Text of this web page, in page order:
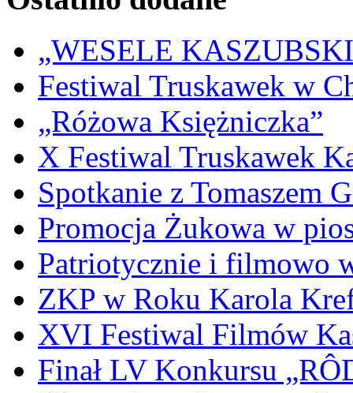
„WESELE
Festiwal Truskawek w
„Różowa Księżniczka”
X Festiwal Truskawek
Spotkanie z Tomaszem
Promocja Żukowa w
Patriotycznie i filmowo
ZKP w Roku Karola
XVI Festiwal Filmów
Finał LV Konkursu